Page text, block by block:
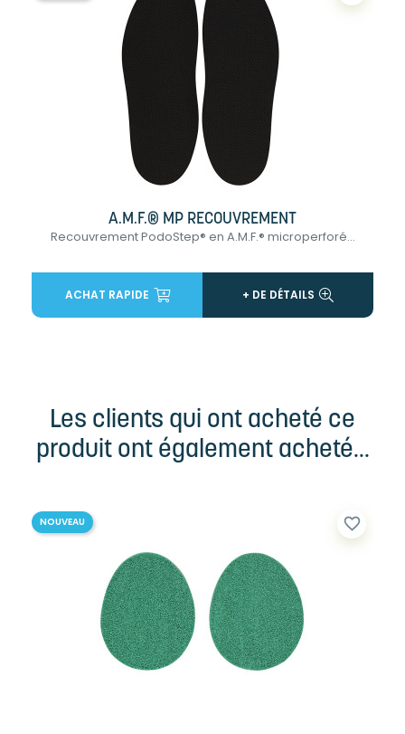
A.M.F.® MP RECOUVREMENT
Recouvrement PodoStep® en A.M.F.® microperforé...
ACHAT RAPIDE + DE DÉTAILS
Les clients qui ont acheté ce
produit ont également acheté...
favorite_border
NOUVEAU